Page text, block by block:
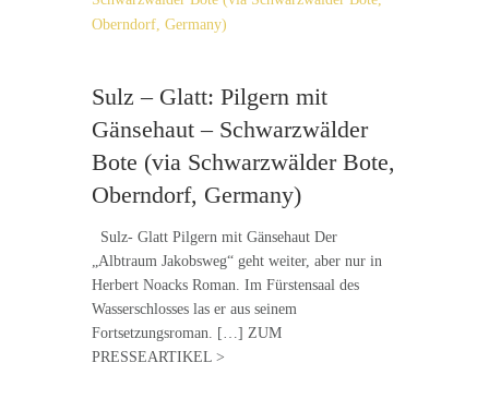
Sulz – Glatt: Pilgern mit
Gänsehaut – Schwarzwälder
Bote (via Schwarzwälder Bote,
Oberndorf, Germany)
Sulz- Glatt Pilgern mit Gänsehaut Der
„Albtraum Jakobsweg“ geht weiter, aber nur in
Herbert Noacks Roman. Im Fürstensaal des
Wasserschlosses las er aus seinem
Fortsetzungsroman. […] ZUM
PRESSEARTIKEL >